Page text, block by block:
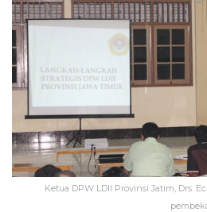
Ketua DPW LDII Provinsi Jatim, Drs.